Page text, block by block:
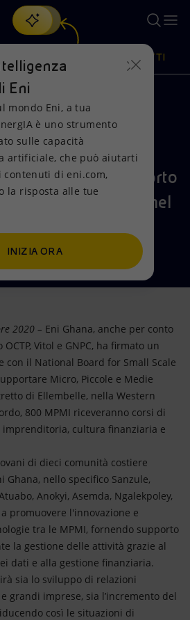
nuova soluzione di intelligenza
PRODOTTI
del progetto
NBSSI per il supporto
e Medie Imprese nel
2020 – Eni Ghana, anche per conto
Vitol e GNPC, ha firmato un
con il National Board for Small Scale
Micro, Piccole e Medie
di Ellembelle, nella Western
800 MPMI riceveranno corsi di
imprenditoria, cultura finanziaria e
di dieci comunità costiere
Ghana, nello specifico Sanzule,
Anokyi, Asemda, Ngalekpoley,
promuovere l'innovazione e
tra le MPMI, fornendo supporto
la gestione delle attività grazie al
dati e alla gestione finanziaria.
sia lo sviluppo di relazioni
grandi imprese, sia l’incremento del
così le situazioni di
Eni
mondo Eni, a tua
è uno strumento
sulle capacità
artificiale, che può aiutarti
contenuti di eni.com,
la risposta alle tue
INIZIA ORA